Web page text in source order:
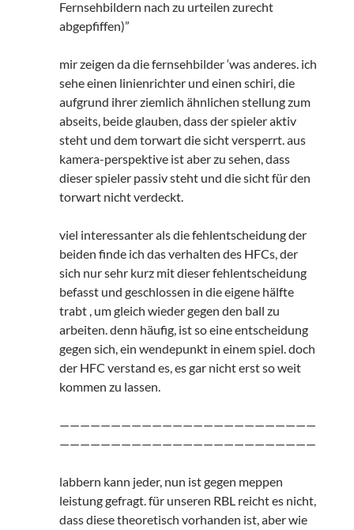
Fernsehbildern nach zu urteilen zurecht
abgepfiffen)”
mir zeigen da die fernsehbilder ‘was anderes. ich
sehe einen linienrichter und einen schiri, die
aufgrund ihrer ziemlich ähnlichen stellung zum
abseits, beide glauben, dass der spieler aktiv
steht und dem torwart die sicht versperrt. aus
kamera-perspektive ist aber zu sehen, dass
dieser spieler passiv steht und die sicht für den
torwart nicht verdeckt.
viel interessanter als die fehlentscheidung der
beiden finde ich das verhalten des HFCs, der
sich nur sehr kurz mit dieser fehlentscheidung
befasst und geschlossen in die eigene hälfte
trabt , um gleich wieder gegen den ball zu
arbeiten. denn häufig, ist so eine entscheidung
gegen sich, ein wendepunkt in einem spiel. doch
der HFC verstand es, es gar nicht erst so weit
kommen zu lassen.
—————————————————————————
—————————————————————————
labbern kann jeder, nun ist gegen meppen
leistung gefragt. für unseren RBL reicht es nicht,
dass diese theoretisch vorhanden ist, aber wie